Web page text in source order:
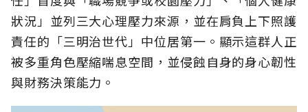
狀況」並列三大心理壓力來源，並在肩負上下照護
責任的「三明治世代」中位居第一。顯示這群人正
被多重角色壓縮喘息空間，並侵蝕自身的身心韌性
與財務決策能力。